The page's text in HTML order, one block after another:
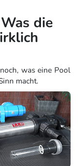
die
was eine Pool
macht.